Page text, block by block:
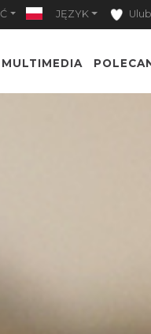
JĘZYK
MULTIMEDIA